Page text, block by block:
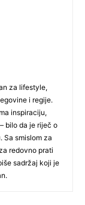
za lifestyle,
i regije.
inspiraciju,
bilo da je riječ o
Sa smislom za
redovno prati
sadržaj koji je